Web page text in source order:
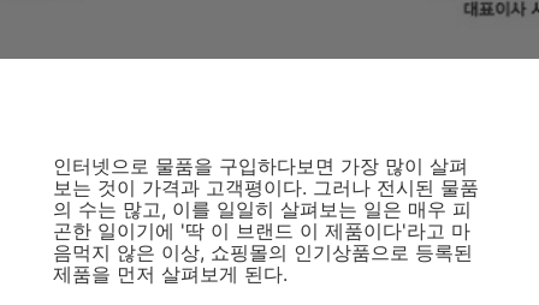
인터넷으로 물품을 구입하다보면 가장 많이 살펴
보는 것이 가격과 고객평이다. 그러나 전시된 물품
의 수는 많고, 이를 일일히 살펴보는 일은 매우 피
곤한 일이기에 '딱 이 브랜드 이 제품이다'라고 마
음먹지 않은 이상, 쇼핑몰의 인기상품으로 등록된
제품을 먼저 살펴보게 된다.